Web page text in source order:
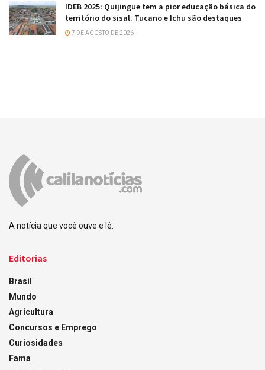
IDEB 2025: Quijingue tem a pior educação básica do
território do sisal. Tucano e Ichu são destaques
7 DE AGOSTO DE 2026
A notícia que você ouve e lê.
Editorias
Brasil
Mundo
Agricultura
Concursos e Emprego
Curiosidades
Fama